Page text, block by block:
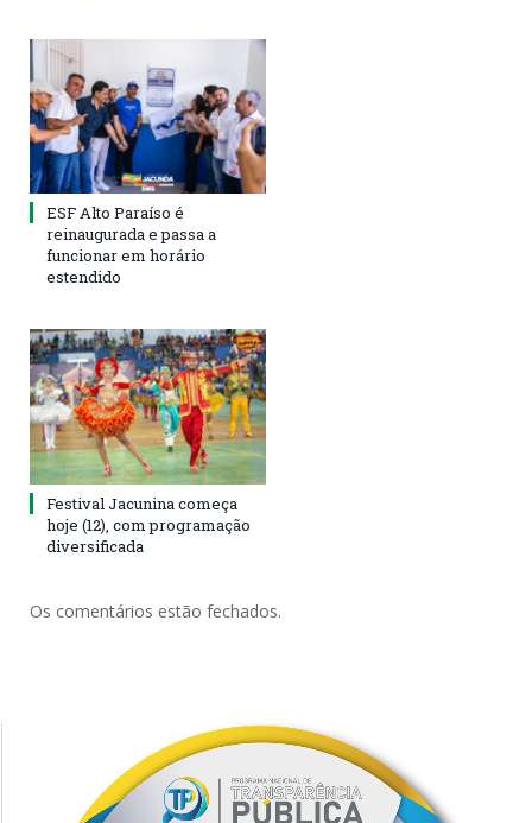
ESF Alto Paraíso é
reinaugurada e passa a
funcionar em horário
estendido
Festival Jacunina começa
hoje (12), com programação
diversificada
Os comentários estão fechados.